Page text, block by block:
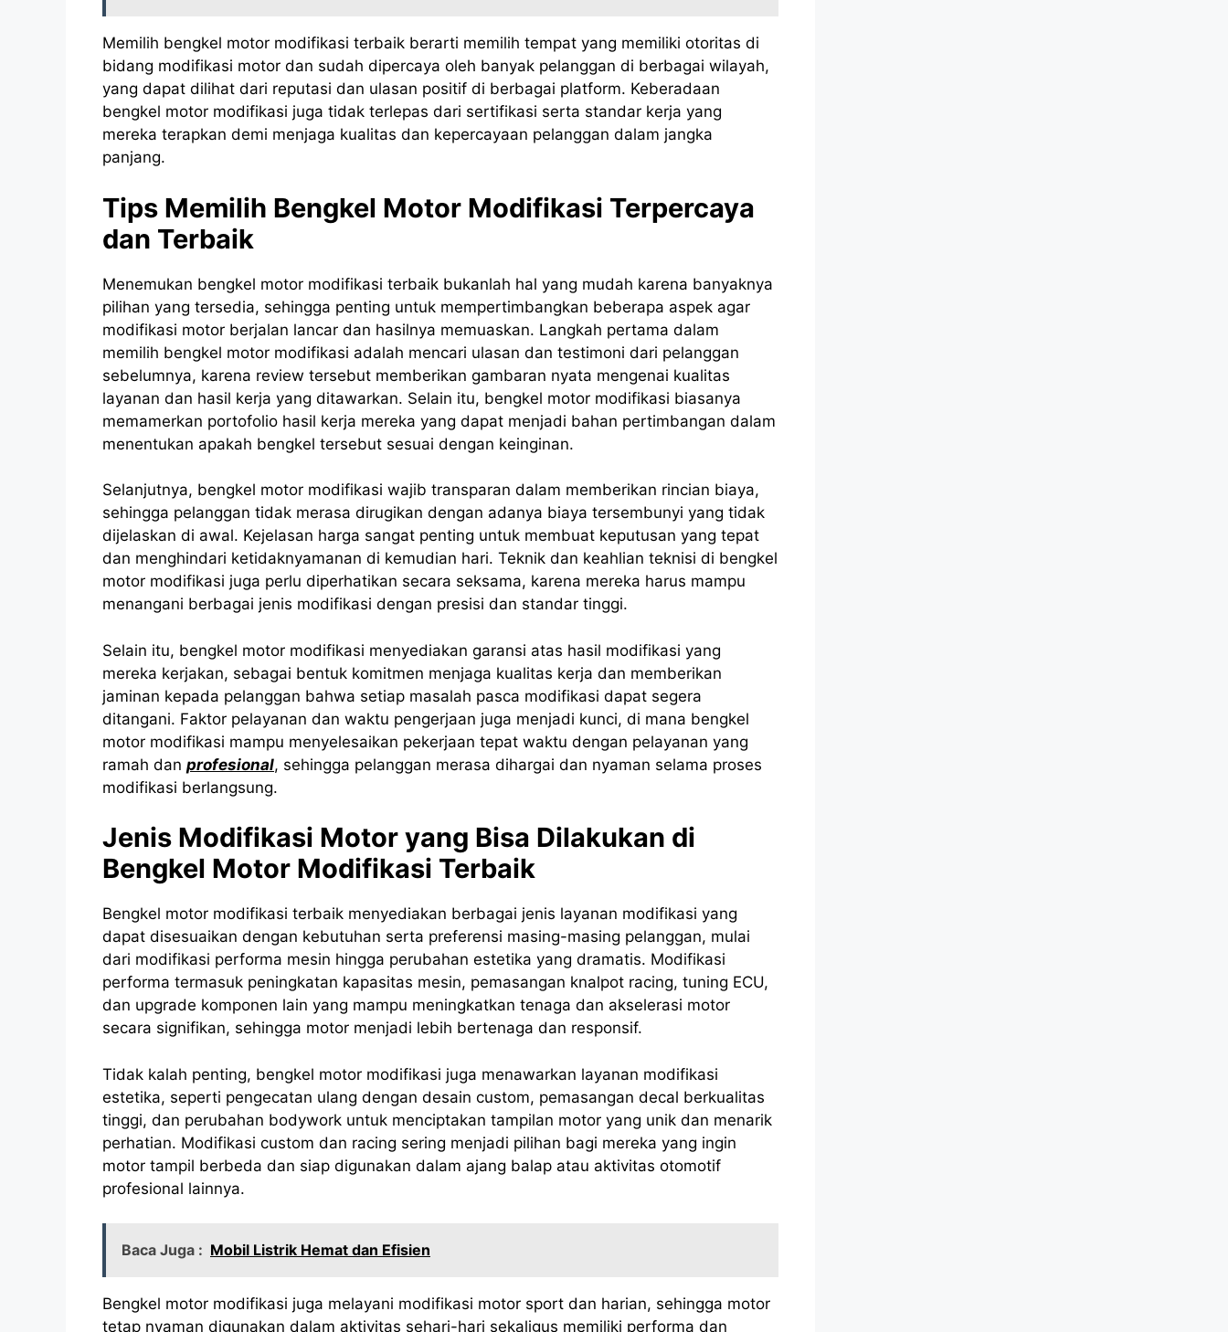
Memilih bengkel motor modifikasi terbaik berarti memilih tempat yang memiliki otoritas di
bidang modifikasi motor dan sudah dipercaya oleh banyak pelanggan di berbagai wilayah,
yang dapat dilihat dari reputasi dan ulasan positif di berbagai platform. Keberadaan
bengkel motor modifikasi juga tidak terlepas dari sertifikasi serta standar kerja yang
mereka terapkan demi menjaga kualitas dan kepercayaan pelanggan dalam jangka
panjang.
Tips Memilih Bengkel Motor Modifikasi Terpercaya
dan Terbaik
Menemukan bengkel motor modifikasi terbaik bukanlah hal yang mudah karena banyaknya
pilihan yang tersedia, sehingga penting untuk mempertimbangkan beberapa aspek agar
modifikasi motor berjalan lancar dan hasilnya memuaskan. Langkah pertama dalam
memilih bengkel motor modifikasi adalah mencari ulasan dan testimoni dari pelanggan
sebelumnya, karena review tersebut memberikan gambaran nyata mengenai kualitas
layanan dan hasil kerja yang ditawarkan. Selain itu, bengkel motor modifikasi biasanya
memamerkan portofolio hasil kerja mereka yang dapat menjadi bahan pertimbangan dalam
menentukan apakah bengkel tersebut sesuai dengan keinginan.
Selanjutnya, bengkel motor modifikasi wajib transparan dalam memberikan rincian biaya,
sehingga pelanggan tidak merasa dirugikan dengan adanya biaya tersembunyi yang tidak
dijelaskan di awal. Kejelasan harga sangat penting untuk membuat keputusan yang tepat
dan menghindari ketidaknyamanan di kemudian hari. Teknik dan keahlian teknisi di bengkel
motor modifikasi juga perlu diperhatikan secara seksama, karena mereka harus mampu
menangani berbagai jenis modifikasi dengan presisi dan standar tinggi.
Selain itu, bengkel motor modifikasi menyediakan garansi atas hasil modifikasi yang
mereka kerjakan, sebagai bentuk komitmen menjaga kualitas kerja dan memberikan
jaminan kepada pelanggan bahwa setiap masalah pasca modifikasi dapat segera
ditangani. Faktor pelayanan dan waktu pengerjaan juga menjadi kunci, di mana bengkel
motor modifikasi mampu menyelesaikan pekerjaan tepat waktu dengan pelayanan yang
ramah dan profesional, sehingga pelanggan merasa dihargai dan nyaman selama proses
modifikasi berlangsung.
Jenis Modifikasi Motor yang Bisa Dilakukan di
Bengkel Motor Modifikasi Terbaik
Bengkel motor modifikasi terbaik menyediakan berbagai jenis layanan modifikasi yang
dapat disesuaikan dengan kebutuhan serta preferensi masing-masing pelanggan, mulai
dari modifikasi performa mesin hingga perubahan estetika yang dramatis. Modifikasi
performa termasuk peningkatan kapasitas mesin, pemasangan knalpot racing, tuning ECU,
dan upgrade komponen lain yang mampu meningkatkan tenaga dan akselerasi motor
secara signifikan, sehingga motor menjadi lebih bertenaga dan responsif.
Tidak kalah penting, bengkel motor modifikasi juga menawarkan layanan modifikasi
estetika, seperti pengecatan ulang dengan desain custom, pemasangan decal berkualitas
tinggi, dan perubahan bodywork untuk menciptakan tampilan motor yang unik dan menarik
perhatian. Modifikasi custom dan racing sering menjadi pilihan bagi mereka yang ingin
motor tampil berbeda dan siap digunakan dalam ajang balap atau aktivitas otomotif
profesional lainnya.
Baca Juga : Mobil Listrik Hemat dan Efisien
Bengkel motor modifikasi juga melayani modifikasi motor sport dan harian, sehingga motor
tetap nyaman digunakan dalam aktivitas sehari-hari sekaligus memiliki performa dan